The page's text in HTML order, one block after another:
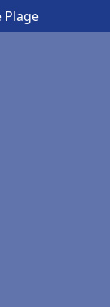
Plage